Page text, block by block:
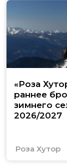
«Роза
раннее
зимнего
2026/2027
Роза Хутор